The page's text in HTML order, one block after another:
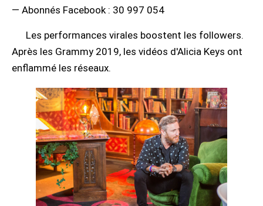
— Abonnés Facebook : 30 997 054
Les performances virales boostent les followers.
Après les Grammy 2019, les vidéos d'Alicia Keys ont
enflammé les réseaux.